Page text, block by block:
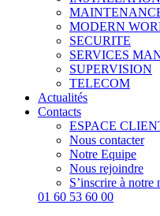
MODERN
SECURITE
SERVICES
SUPERVISION
TELECOM
Actualités
Contacts
ESPACE
Nous contacter
Notre Equipe
Nous rejoindre
S’inscrire à notre
01 60 53 60 00